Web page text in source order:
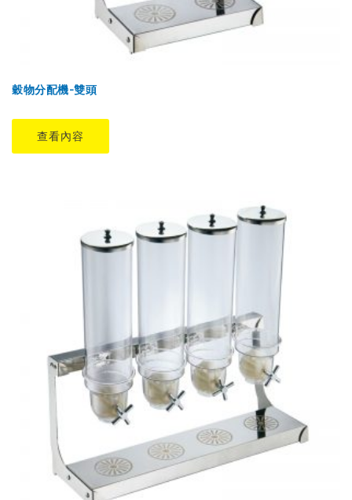
穀物分配機-雙頭
查看內容